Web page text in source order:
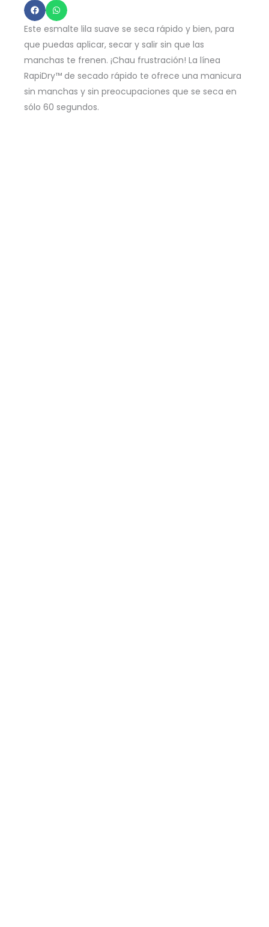
Back
At
It
-
9ml
Este esmalte lila suave se seca rápido y bien, para
que puedas aplicar, secar y salir sin que las
manchas te frenen. ¡Chau frustración! La línea
RapiDry™ de secado rápido te ofrece una manicura
sin manchas y sin preocupaciones que se seca en
sólo 60 segundos.